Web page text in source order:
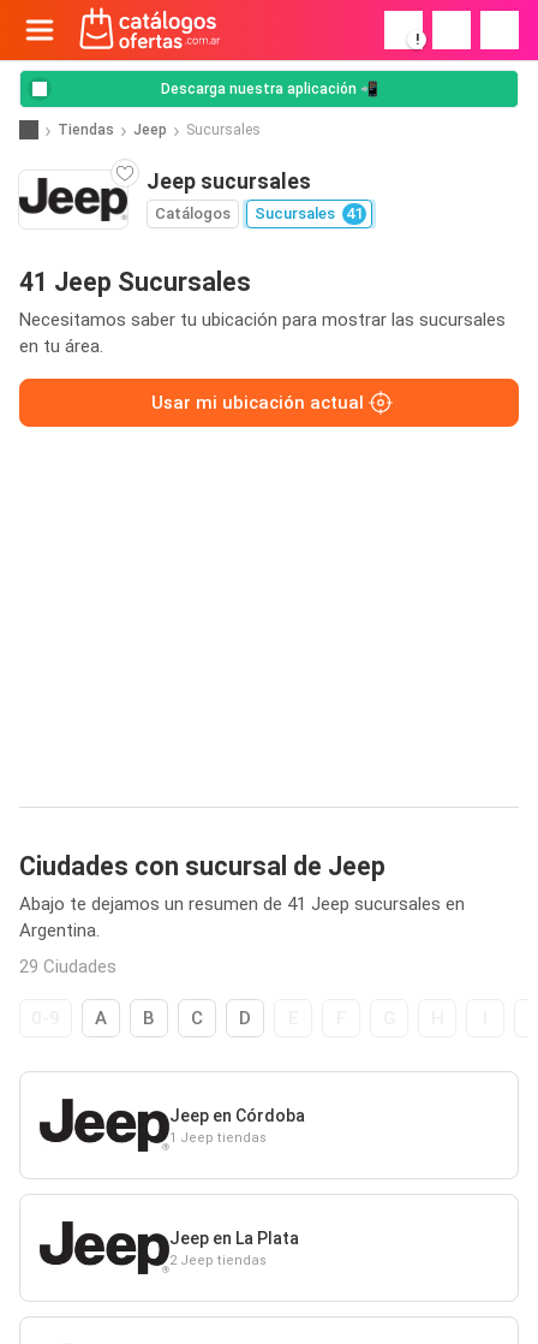
!
Descarga nuestra aplicación 📲
Tiendas Jeep Sucursales
Jeep sucursales
Catálogos Sucursales 41
41 Jeep Sucursales
Necesitamos saber tu ubicación para mostrar las sucursales
en tu área.
Usar mi ubicación actual
Ciudades con sucursal de Jeep
Abajo te dejamos un resumen de 41 Jeep sucursales en
Argentina.
29 Ciudades
A B C D
Jeep en Córdoba
1 Jeep tiendas
Jeep en La Plata
2 Jeep tiendas